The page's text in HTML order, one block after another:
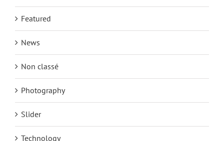
Featured
News
Non classé
Photography
Slider
Technology